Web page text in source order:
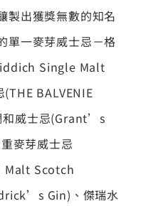
製出獲獎無數的知名
單一麥芽威士忌－格
Single Malt
BALVENIE
威士忌(Grant’s
麥芽威士忌
Malt Scotch
Gin)、傑瑞水